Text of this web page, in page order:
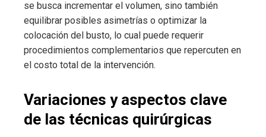
se busca incrementar el volumen, sino también
equilibrar posibles asimetrías o optimizar la
colocación del busto, lo cual puede requerir
procedimientos complementarios que repercuten en
el costo total de la intervención.
Variaciones y aspectos clave
de las técnicas quirúrgicas